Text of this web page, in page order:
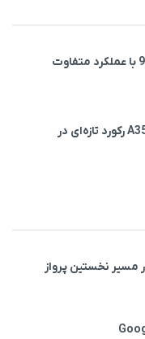
سامسونگ از SSD جدید 990 با عملکرد متفاوت
ایرباس با پرواز ۲۴ ساعته A350 رکورد تازه‌ای در